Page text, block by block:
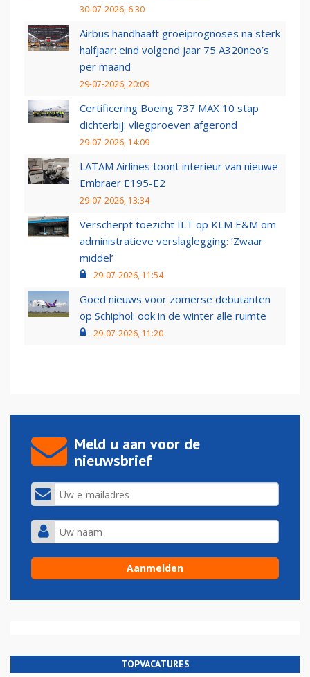
30-07-2026, 6:30
Airbus handhaaft groeiprognoses na sterk
halfjaar: eind volgend jaar 75 A320neo’s
per maand
29-07-2026, 20:09
Certificering Boeing 737 MAX 10 stap
dichterbij: vliegproeven afgerond
29-07-2026, 14:09
LATAM Airlines toont interieur van nieuwe
Embraer E195-E2
29-07-2026, 13:34
Verscherpt toezicht ILT op KLM E&M om
administratieve verslaglegging: ‘Zwaar
middel’
29-07-2026, 11:54
Goed nieuws voor zomerse debutanten
op Schiphol: ook in de winter alle ruimte
29-07-2026, 11:20
Meld u aan voor de
nieuwsbrief
TOPVACATURES